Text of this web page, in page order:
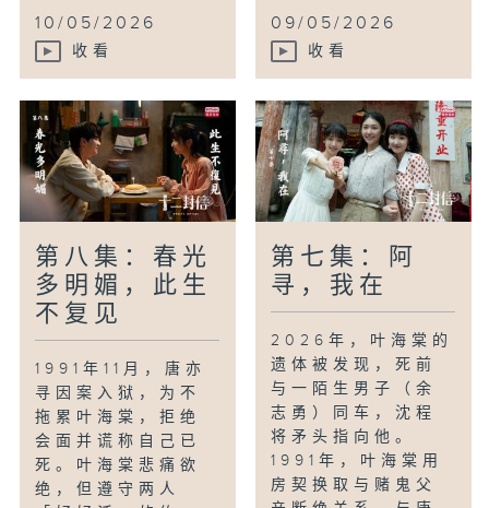
10/05/2026
收看
09/05/2026
收看
第八集：春光
多明媚，此生
不复见
1991年11月，唐亦
寻因案入狱，为不
拖累叶海棠，拒绝
会面并谎称自己已
死。叶海棠悲痛欲
绝，但遵守两人
第七集：阿
寻，我在
2026年，叶海棠的
遗体被发现，死前
与一陌生男子（余
志勇）同车，沈程
将矛头指向他。
1991年，叶海棠用
房契换取与赌鬼父